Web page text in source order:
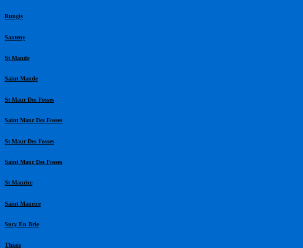
Rungis
Santeny
St Mande
Saint Mande
St Maur Des Fosses
Saint Maur Des Fosses
St Maur Des Fosses
Saint Maur Des Fosses
St Maurice
Saint Maurice
Sucy En Brie
Thiais